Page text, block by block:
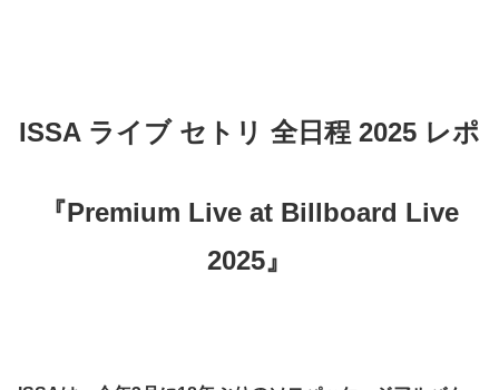
ISSA ライブ セトリ 全日程 2025 レポ
『Premium Live at Billboard Live
2025』